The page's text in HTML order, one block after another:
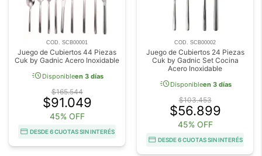
COD. SCB00001
Juego de Cubiertos 44 Piezas
Cuk by Gadnic Acero Inoxidable
acuteDisponibleen 3 días
$165.544
$91.049
45% OFF
DESDE 6 CUOTAS SIN INTERÉS
COD. SCB00002
Juego de Cubiertos 24 Piezas
Cuk by Gadnic Set Cocina
Acero Inoxidable
acuteDisponibleen 3 días
$103.453
$56.899
45% OFF
DESDE 6 CUOTAS SIN INTERÉS